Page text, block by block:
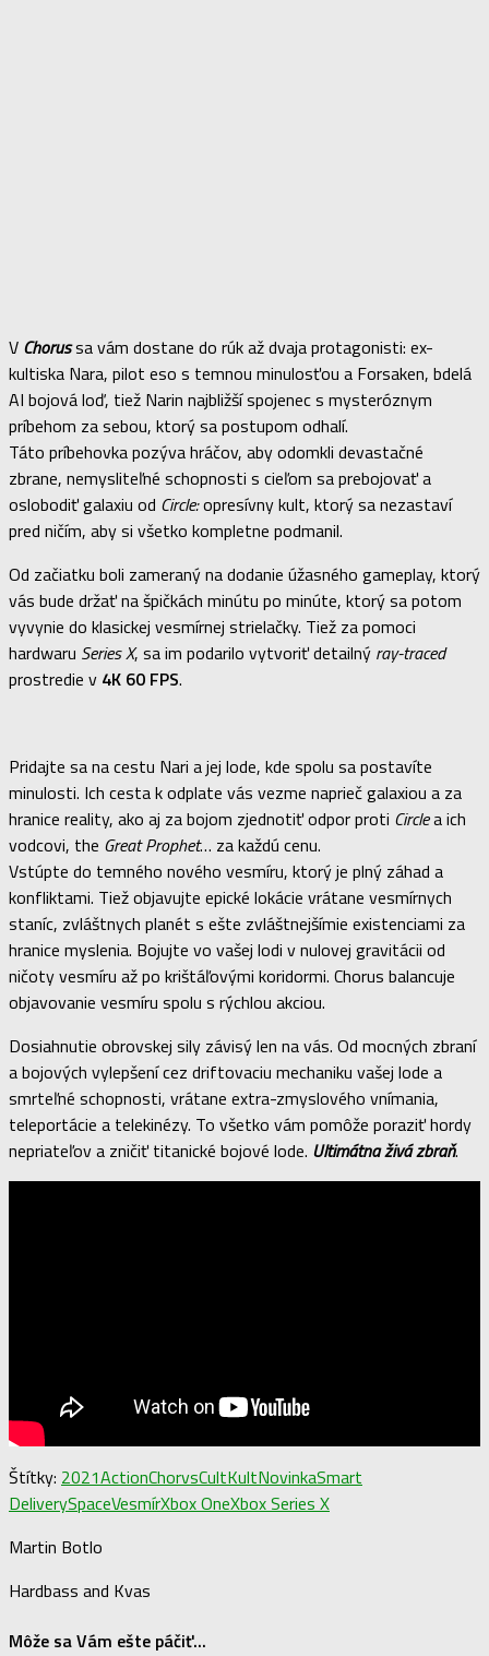
V Chorussa vám dostane do rúk až dvaja protagonisti: ex-
kultiska Nara, pilot eso s temnou minulosťou a Forsaken, bdelá
AI bojová loď, tiež Narin najbližší spojenec s mysteróznym
príbehom za sebou, ktorý sa postupom odhalí.
Táto príbehovka pozýva hráčov, aby odomkli devastačné
zbrane, nemysliteľné schopnosti s cieľom sa prebojovať a
oslobodiť galaxiu od Circle:opresívny kult, ktorý sa nezastaví
pred ničím, aby si všetko kompletne podmanil.
Od začiatku boli zameraný na dodanie úžasného gameplay, ktorý
vás bude držať na špičkách minútu po minúte, ktorý sa potom
vyvynie do klasickej vesmírnej strielačky. Tiež za pomoci
hardwaru Series X, sa im podarilo vytvoriť detailný ray-traced
prostredie v 4K 60 FPS.
Pridajte sa na cestu Nari a jej lode, kde spolu sa postavíte
minulosti. Ich cesta k odplate vás vezme naprieč galaxiou a za
hranice reality, ako aj za bojom zjednotiť odpor proti Circlea ich
vodcovi, the Great Prophet… za každú cenu.
Vstúpte do temného nového vesmíru, ktorý je plný záhad a
konfliktami. Tiež objavujte epické lokácie vrátane vesmírnych
staníc, zvláštnych planét s ešte zvláštnejšímie existenciami za
hranice myslenia. Bojujte vo vašej lodi v nulovej gravitácii od
ničoty vesmíru až po krištáľovými koridormi. Chorus balancuje
objavovanie vesmíru spolu s rýchlou akciou.
Dosiahnutie obrovskej sily závisý len na vás. Od mocných zbraní
a bojových vylepšení cez driftovaciu mechaniku vašej lode a
smrteľné schopnosti, vrátane extra-zmyslového vnímania,
teleportácie a telekinézy. To všetko vám pomôže poraziť hordy
nepriateľov a zničiť titanické bojové lode. Ultimátna živá zbraň.
Štítky: 2021ActionChorvsCultKultNovinkaSmart
DeliverySpaceVesmírXbox OneXbox Series X
Martin Botlo
Hardbass and Kvas
Môže sa Vám ešte páčiť...